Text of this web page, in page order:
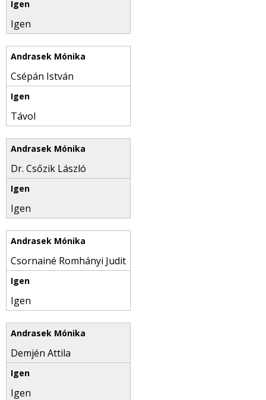
Igen
Csépán István
Távol
Dr. Csőzik László
Igen
Csornainé Romhányi Judit
Igen
Demjén Attila
Igen